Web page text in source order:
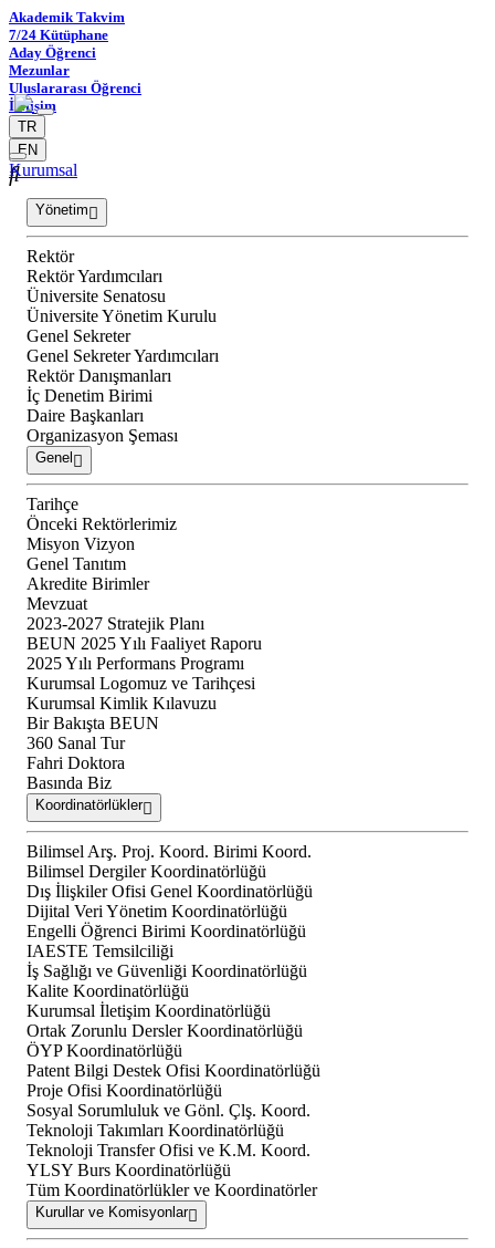
Akademik Takvim
7/24 Kütüphane
Aday Öğrenci
Mezunlar
Uluslararası Öğrenci
İletişim
TR
EN
Kurumsal
Yönetim
Rektör
Rektör Yardımcıları
Üniversite Senatosu
Üniversite Yönetim Kurulu
Genel Sekreter
Genel Sekreter Yardımcıları
Rektör Danışmanları
İç Denetim Birimi
Daire Başkanları
Organizasyon Şeması
Genel
Tarihçe
Önceki Rektörlerimiz
Misyon Vizyon
Genel Tanıtım
Akredite Birimler
Mevzuat
2023-2027 Stratejik Planı
BEUN 2025 Yılı Faaliyet Raporu
2025 Yılı Performans Programı
Kurumsal Logomuz ve Tarihçesi
Kurumsal Kimlik Kılavuzu
Bir Bakışta BEUN
360 Sanal Tur
Fahri Doktora
Basında Biz
Koordinatörlükler
Bilimsel Arş. Proj. Koord. Birimi Koord.
Bilimsel Dergiler Koordinatörlüğü
Dış İlişkiler Ofisi Genel Koordinatörlüğü
Dijital Veri Yönetim Koordinatörlüğü
Engelli Öğrenci Birimi Koordinatörlüğü
IAESTE Temsilciliği
İş Sağlığı ve Güvenliği Koordinatörlüğü
Kalite Koordinatörlüğü
Kurumsal İletişim Koordinatörlüğü
Ortak Zorunlu Dersler Koordinatörlüğü
ÖYP Koordinatörlüğü
Patent Bilgi Destek Ofisi Koordinatörlüğü
Proje Ofisi Koordinatörlüğü
Sosyal Sorumluluk ve Gönl. Çlş. Koord.
Teknoloji Takımları Koordinatörlüğü
Teknoloji Transfer Ofisi ve K.M. Koord.
YLSY Burs Koordinatörlüğü
Tüm Koordinatörlükler ve Koordinatörler
Kurullar ve Komisyonlar